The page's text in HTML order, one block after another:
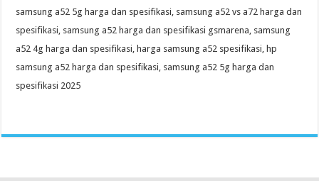
samsung a52 5g harga dan spesifikasi, samsung a52 vs a72 harga dan
spesifikasi, samsung a52 harga dan spesifikasi gsmarena, samsung
a52 4g harga dan spesifikasi, harga samsung a52 spesifikasi, hp
samsung a52 harga dan spesifikasi, samsung a52 5g harga dan
spesifikasi 2025